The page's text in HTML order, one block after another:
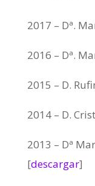
2017 – Dª.
2016 – Dª.
2015 – D.
2014 – D.
2013 – Dª
[descargar]